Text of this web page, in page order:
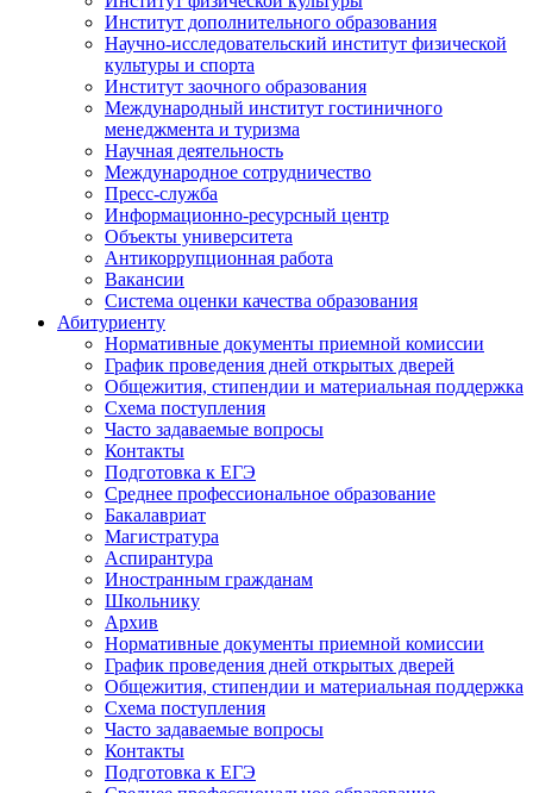
Институт дополнительного образования
Научно-исследовательский институт физической
культуры и спорта
Институт заочного образования
Международный институт гостиничного
менеджмента и туризма
Научная деятельность
Международное сотрудничество
Пресс-служба
Информационно-ресурсный центр
Объекты университета
Антикоррупционная работа
Вакансии
Система оценки качества образования
Абитуриенту
Нормативные документы приемной комиссии
График проведения дней открытых дверей
Общежития, стипендии и материальная поддержка
Схема поступления
Часто задаваемые вопросы
Контакты
Подготовка к ЕГЭ
Среднее профессиональное образование
Бакалавриат
Магистратура
Аспирантура
Иностранным гражданам
Школьнику
Архив
Нормативные документы приемной комиссии
График проведения дней открытых дверей
Общежития, стипендии и материальная поддержка
Схема поступления
Часто задаваемые вопросы
Контакты
Подготовка к ЕГЭ